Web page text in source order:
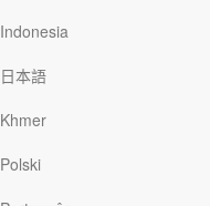
Indonesia
日本語
Khmer
Polski